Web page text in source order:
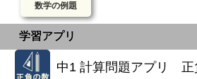
数学の例題
学習アプリ
中1 計算問題アプリ 正